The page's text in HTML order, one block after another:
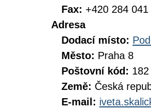
Fax: +420 284 041
Adresa
Dodací místo:
Město: Praha 8
Poštovní kód:
Země: Česká
E-mail: